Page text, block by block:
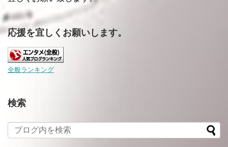
応援を宜しくお願いします。
全般ランキング
検索